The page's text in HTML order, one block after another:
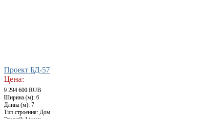
Проект БД-57
Цена:
9 294 600 RUB
Ширина (м): 6
Длина (м): 7
Тип строения: Дом